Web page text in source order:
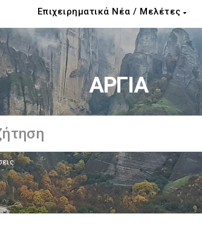
Επιχειρηματικά Νέα / Μελέτες
ΑΡΓΙΑ